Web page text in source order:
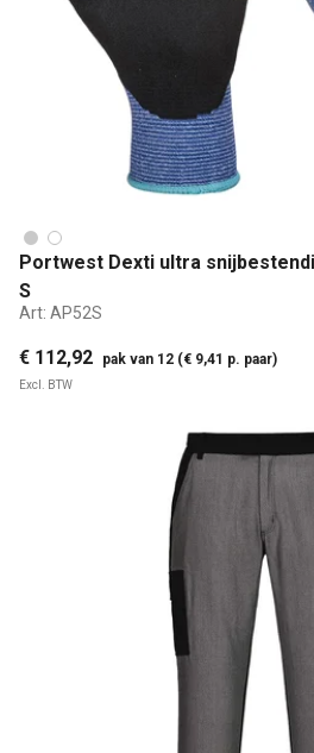
Portwest Dexti ultra
S
Art: AP52S
€ 112,92 pak van 12 (€ 9,41 p. paar)
Excl. BTW